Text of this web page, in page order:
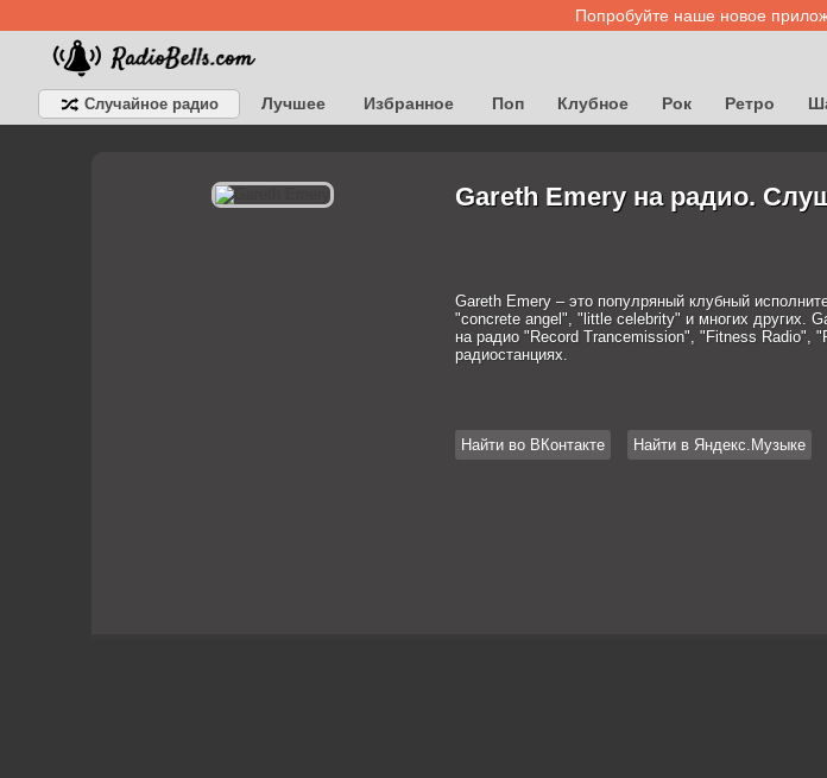
Попробуйте наше новое
Случайное радио Лучшее Избранное Поп Клубное Рок Ретро
Gareth Emery на радио.
Gareth Emery – это популряный клубный
"concrete angel", "little celebrity" и многих других.
на радио "Record Trancemission", "Fitness Radio",
радиостанциях.
Найти во ВКонтакте Найти в Яндекс.Музыке